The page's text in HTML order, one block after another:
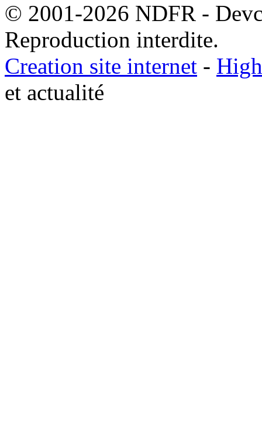
© 2001-2026 NDFR -
Reproduction interdite.
Creation site internet -
et actualité